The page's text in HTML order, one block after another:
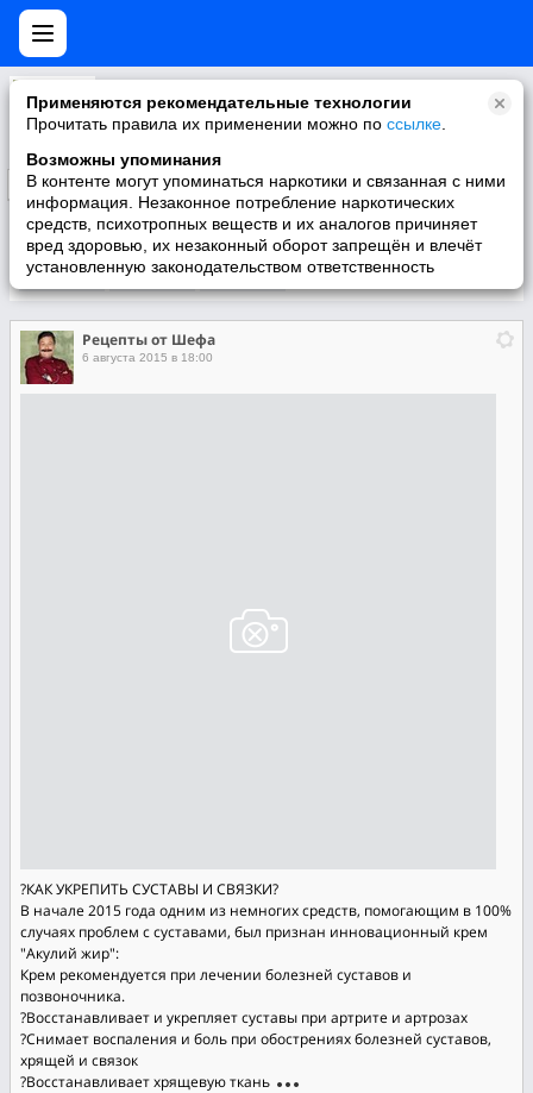
Применяются рекомендательные технологии
Прочитать правила их применении можно по ссылке
Возможны упоминания
В контенте могут упоминаться наркотики и связанная с ними
информация. Незаконное потребление наркотических
средств, психотропных веществ и их аналогов причиняет
вред здоровью, их незаконный оборот запрещён и влечёт
установленную законодательством ответственность
Подписаться
Участники О группе
Рецепты от Шефа
6 августа 2015 в 18:00
?КАК УКРЕПИТЬ СУСТАВЫ И СВЯЗКИ?
В начале 2015 года одним из немногих средств, помогающим в 100%
случаях проблем с суставами, был признан инновационный крем
"Акулий жир":
Крем рекомендуется при лечении болезней суставов и
позвоночника.
?Восстанавливает и укрепляет суставы при артрите и артрозах
?Снимает воспаления и боль при обострениях болезней суставов,
хрящей и связок
?Восстанавливает хрящевую ткань